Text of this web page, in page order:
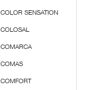
COLOR SENSATION
COLOSAL
COMARCA
COMAS
COMFORT